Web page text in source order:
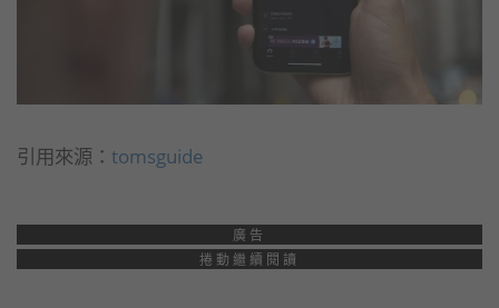
引用來源： tomsguide
廣告
捲動繼續閱讀